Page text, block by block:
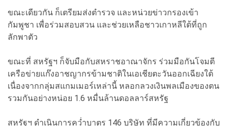
ขณะเดียวกัน ก็เตรียมส่งตำรวจ และหน่วยข่าวกรองเข้า
กัมพูชา เพื่อร่วมสอบสวน และช่วยเหลือชาวเกาหลีใต้ที่ถูก
ลักพาตัว
ขณะที่ สหรัฐฯ ก็จับมือกับสหราชอาณาจักร ร่วมมือกันโจมตี
เครือข่ายแก๊งอาชญากรข้ามชาติในเอเชียตะวันออกเฉียงใต้
เนื่องจากกลุ่มสแกมเมอร์เหล่านี้ หลอกลวงเงินพลเมืองของตน
รวมกันอย่างหน่อย 1.6 หมื่นล้านดอลลาร์สหรัฐ
สหรัฐฯ ดำเนินการคว่ำบาตร 146 บริษัท ที่มีความเกี่ยวข้องกับ